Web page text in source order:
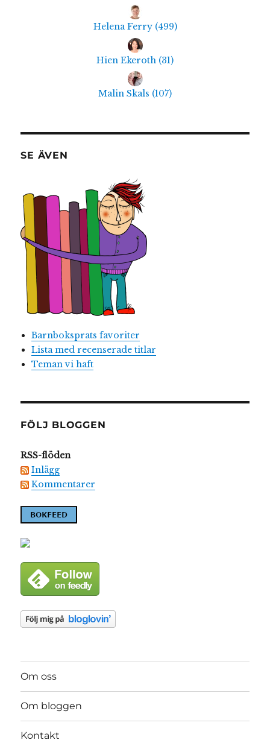
Helena Ferry (499)
Hien Ekeroth (31)
Malin Skals (107)
SE ÄVEN
Barnboksprats favoriter
Lista med recenserade titlar
Teman vi haft
FÖLJ BLOGGEN
RSS-flöden
Inlägg
Kommentarer
Om oss
Om bloggen
Kontakt